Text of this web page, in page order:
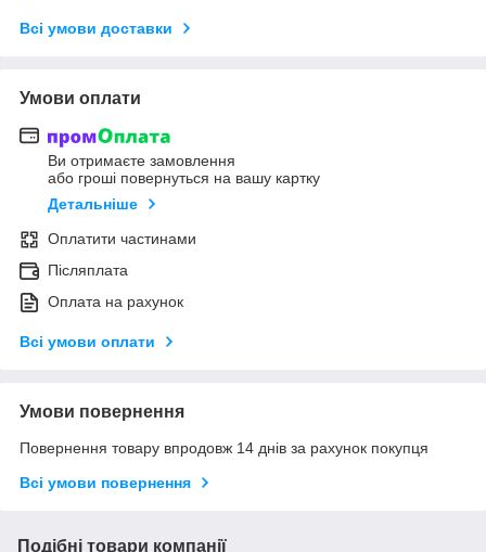
Всі умови доставки
Умови оплати
Ви отримаєте замовлення
або гроші повернуться на вашу картку
Детальніше
Оплатити частинами
Післяплата
Оплата на рахунок
Всі умови оплати
Умови повернення
Повернення товару впродовж 14 днів за рахунок покупця
Всі умови повернення
Подібні товари компанії